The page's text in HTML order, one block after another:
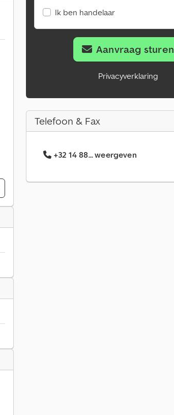
Ik ben handelaar
Aanvraag sturen
Privacyverklaring
Telefoon & Fax
+32 14 88... weergeven